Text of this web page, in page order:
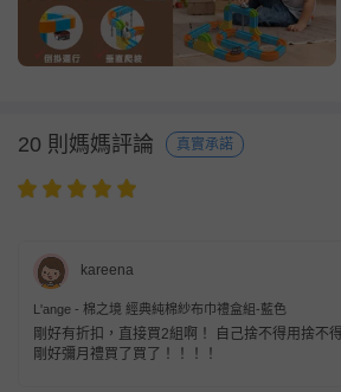
20 則媽媽評論 真實承諾
kareena
L'ange - 棉之境 經典純棉紗布巾禮盒組-藍色
剛好有折扣，直接買2組啊！ 自己捨不得用捨不得買，
剛好彌月禮買了買了！！！！